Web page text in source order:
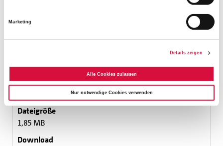
Marketing
Details zeigen
Alle Cookies zulassen
Nur notwendige Cookies verwenden
Freianzeige (127x127 4c)
1,85 MB